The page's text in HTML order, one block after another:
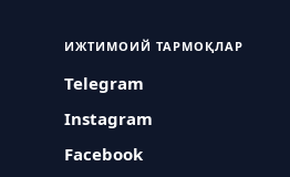
ИЖТИМОИЙ ТАРМОҚЛАР
Telegram
Instagram
Facebook